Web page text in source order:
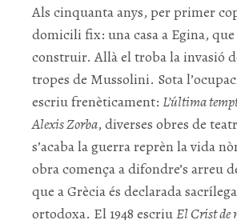
Als cinquanta anys, per primer
domicili fix: una casa a Egina, que
construir. Allà el troba la invasió
tropes de Mussolini. Sota
escriu frenèticament: L’última
Alexis Zorba, diverses obres de
s’acaba la guerra reprèn la vida
obra comença a difondre’s arreu
que a Grècia és declarada
ortodoxa. El 1948 escriuEl Crist de